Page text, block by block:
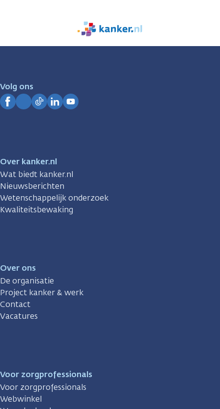
We
zijn
Volg ons
Over kanker.nl
Wat biedt kanker.nl
Nieuwsberichten
Wetenschappelijk onderzoek
Kwaliteitsbewaking
Over ons
De organisatie
Project kanker & werk
Contact
Vacatures
Voor zorgprofessionals
Voor zorgprofessionals
Webwinkel